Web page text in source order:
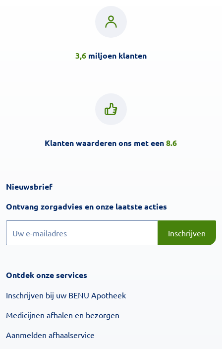
3,6miljoen klanten
Klanten waarderen ons met een8.6
Nieuwsbrief
Ontvang zorgadvies en onze laatste acties
Inschrijven
Ontdek onze services
Inschrijven bij uw BENU Apotheek
Medicijnen afhalen en bezorgen
Aanmelden afhaalservice